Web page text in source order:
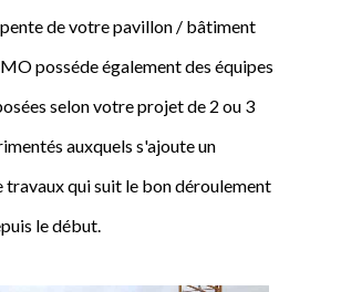
de votre pavillon / bâtiment
posséde également des équipes
selon votre projet de 2 ou 3
auxquels s'ajoute un
travaux qui suit le bon déroulement
le début.